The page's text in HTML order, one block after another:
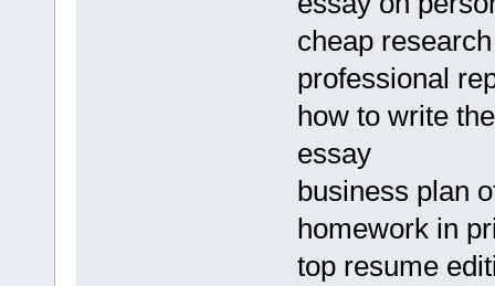
cheap
professional
how to write
essay
business plan
homework in
top resume